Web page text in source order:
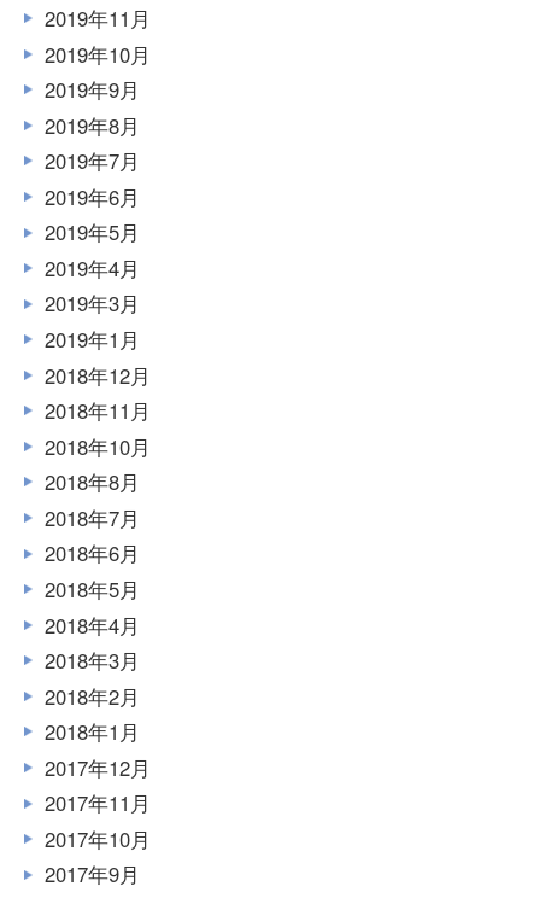
2019年11月
2019年10月
2019年9月
2019年8月
2019年7月
2019年6月
2019年5月
2019年4月
2019年3月
2019年1月
2018年12月
2018年11月
2018年10月
2018年8月
2018年7月
2018年6月
2018年5月
2018年4月
2018年3月
2018年2月
2018年1月
2017年12月
2017年11月
2017年10月
2017年9月